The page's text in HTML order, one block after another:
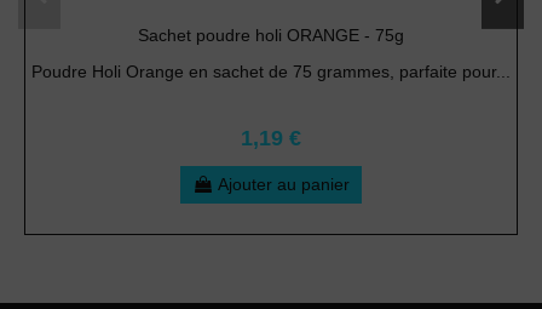
Sachet poudre holi ORANGE - 75g
Poudre Holi Orange en sachet de 75 grammes, parfaite pour...
1,19 €
Ajouter au panier